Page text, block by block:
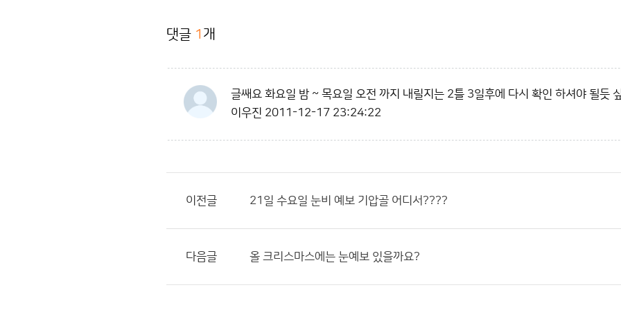
댓글 1 개
글쌔요 화요일 밤 ~ 목요일 오전 까지 내릴지는 2틀 3일후에 다시 확인 하셔야 될듯
이우진 2011-12-17 23:24:22
이전글 21일 수요일 눈비 예보 기압골 어디서????
다음글 올 크리스마스에는 눈예보 있을까요?